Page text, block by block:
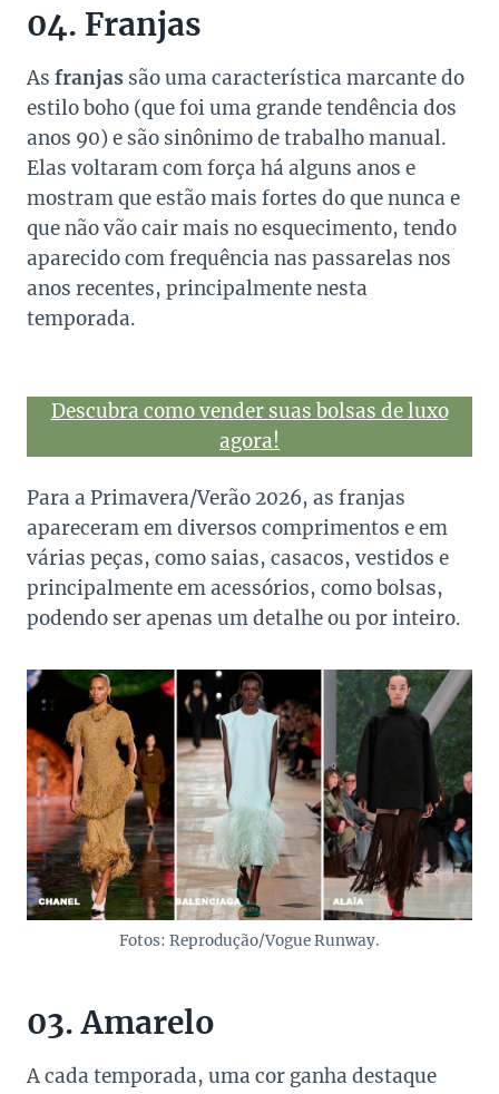
04. Franjas
As franjas são uma característica marcante do
estilo boho (que foi uma grande tendência dos
anos 90) e são sinônimo de trabalho manual.
Elas voltaram com força há alguns anos e
mostram que estão mais fortes do que nunca e
que não vão cair mais no esquecimento, tendo
aparecido com frequência nas passarelas nos
anos recentes, principalmente nesta
temporada.
Descubra como vender suas bolsas de luxo
agora!
Para a Primavera/Verão 2026, as franjas
apareceram em diversos comprimentos e em
várias peças, como saias, casacos, vestidos e
principalmente em acessórios, como bolsas,
podendo ser apenas um detalhe ou por inteiro.
Fotos: Reprodução/Vogue Runway.
03. Amarelo
A cada temporada, uma cor ganha destaque